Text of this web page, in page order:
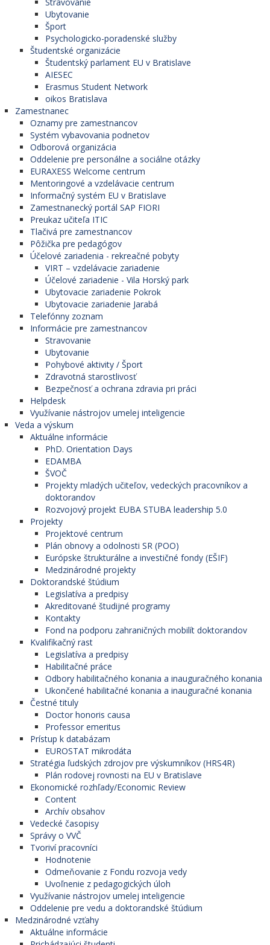
Ubytovanie
Šport
Psychologicko-poradenské služby
Študentské organizácie
Študentský parlament EU v Bratislave
AIESEC
Erasmus Student Network
oikos Bratislava
Zamestnanec
Oznamy pre zamestnancov
Systém vybavovania podnetov
Odborová organizácia
Oddelenie pre personálne a sociálne otázky
EURAXESS Welcome centrum
Mentoringové a vzdelávacie centrum
Informačný systém EU v Bratislave
Zamestnanecký portál SAP FIORI
Preukaz učiteľa ITIC
Tlačivá pre zamestnancov
Pôžička pre pedagógov
Účelové zariadenia - rekreačné pobyty
VIRT – vzdelávacie zariadenie
Účelové zariadenie - Vila Horský park
Ubytovacie zariadenie Pokrok
Ubytovacie zariadenie Jarabá
Telefónny zoznam
Informácie pre zamestnancov
Stravovanie
Ubytovanie
Pohybové aktivity / Šport
Zdravotná starostlivosť
Bezpečnosť a ochrana zdravia pri práci
Helpdesk
Využívanie nástrojov umelej inteligencie
Veda a výskum
Aktuálne informácie
PhD. Orientation Days
EDAMBA
ŠVOČ
Projekty mladých učiteľov, vedeckých pracovníkov a
doktorandov
Rozvojový projekt EUBA STUBA leadership 5.0
Projekty
Projektové centrum
Plán obnovy a odolnosti SR (POO)
Európske štrukturálne a investičné fondy (EŠIF)
Medzinárodné projekty
Doktorandské štúdium
Legislatíva a predpisy
Akreditované študijné programy
Kontakty
Fond na podporu zahraničných mobilít doktorandov
Kvalifikačný rast
Legislatíva a predpisy
Habilitačné práce
Odbory habilitačného konania a inauguračného konania
Ukončené habilitačné konania a inauguračné konania
Čestné tituly
Doctor honoris causa
Professor emeritus
Prístup k databázam
EUROSTAT mikrodáta
Stratégia ľudských zdrojov pre výskumníkov (HRS4R)
Plán rodovej rovnosti na EU v Bratislave
Ekonomické rozhľady/Economic Review
Content
Archív obsahov
Vedecké časopisy
Správy o VVČ
Tvoriví pracovníci
Hodnotenie
Odmeňovanie z Fondu rozvoja vedy
Uvoľnenie z pedagogických úloh
Využívanie nástrojov umelej inteligencie
Oddelenie pre vedu a doktorandské štúdium
Medzinárodné vzťahy
Aktuálne informácie